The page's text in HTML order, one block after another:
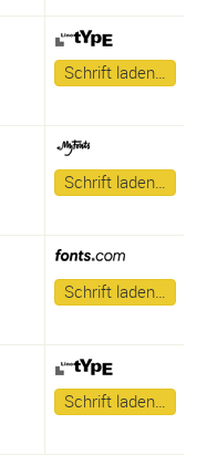
Schrift laden…
Schrift laden…
Schrift laden…
Schrift laden…